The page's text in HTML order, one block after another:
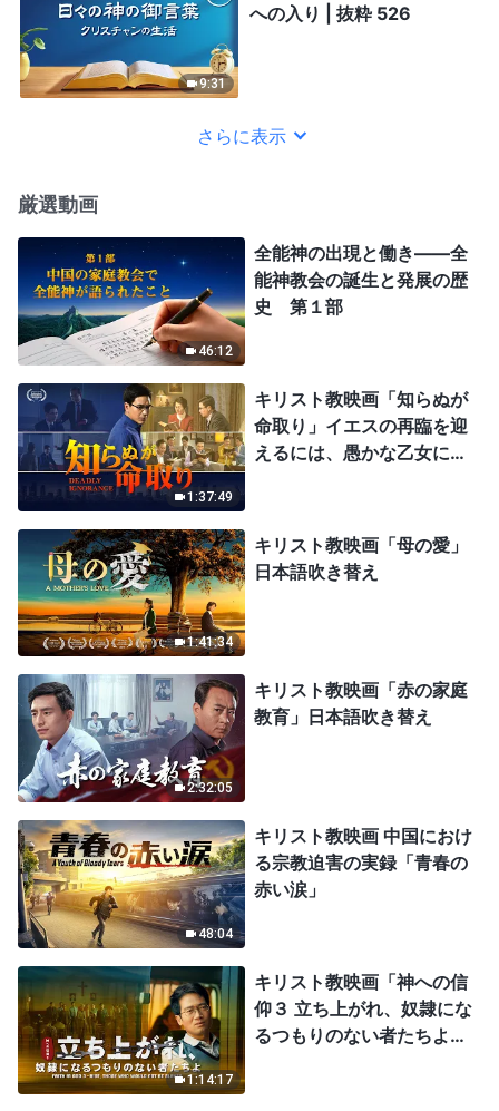
9:31
への入り | 抜粋 526
さらに表示
厳選動画
46:12
全能神の出現と働き——全
能神教会の誕生と発展の歴
史 第１部
1:37:49
キリスト教映画「知らぬが
命取り」イエスの再臨を迎
えるには、愚かな乙女にな
1:41:34
キリスト教映画「母の愛」
日本語吹き替え
2:32:05
キリスト教映画「赤の家庭
教育」日本語吹き替え
48:04
キリスト教映画 中国におけ
る宗教迫害の実録「青春の
赤い涙」
1:14:17
キリスト教映画「神への信
仰３ 立ち上がれ、奴隷にな
るつもりのない者たちよ」